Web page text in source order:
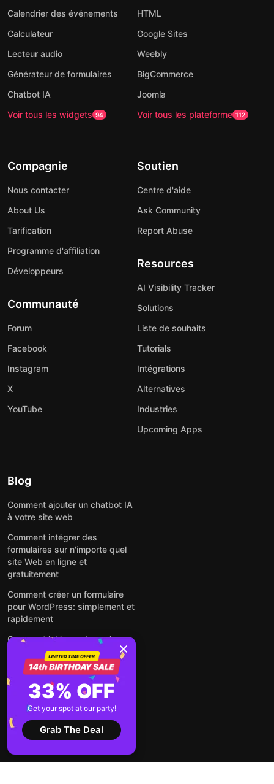
Calendrier des événements
Calculateur
Lecteur audio
Générateur de formulaires
Chatbot IA
Voir tous les widgets 94
HTML
Google Sites
Weebly
BigCommerce
Joomla
Voir tous les plateforme 112
Compagnie
Nous contacter
About Us
Tarification
Programme d'affiliation
Développeurs
Communauté
Forum
Facebook
Instagram
X
YouTube
Soutien
Centre d'aide
Ask Community
Report Abuse
Resources
AI Visibility Tracker
Solutions
Liste de souhaits
Tutorials
Intégrations
Alternatives
Industries
Upcoming Apps
Blog
Comment ajouter un chatbot IA
à votre site web
Comment intégrer des
formulaires sur n'importe quel
site Web en ligne et
gratuitement
Comment créer un formulaire
pour WordPress: simplement et
rapidement
Comment intégrer des avis
Google gratuitement sur un site
web
Comment intégrer une fenêtre
contextuelle sur n'importe quel
site Web
Voir tous les articles
33% OFF
Get your spot at our party!
Grab The Deal